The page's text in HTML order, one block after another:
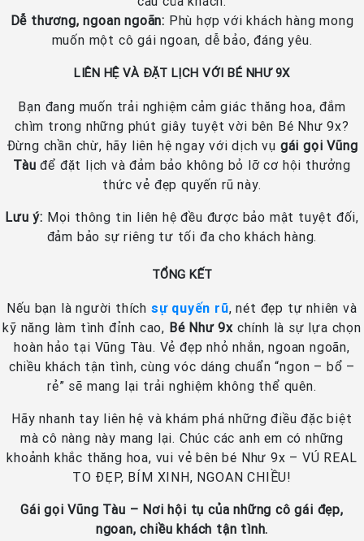
Dễ thương, ngoan ngoãn: Phù hợp với khách hàng mong
muốn một cô gái ngoan, dễ bảo, đáng yêu.
LIÊN HỆ VÀ ĐẶT LỊCH VỚI BÉ NHƯ 9X
Bạn đang muốn trải nghiệm cảm giác thăng hoa, đắm
chìm trong những phút giây tuyệt vời bên Bé Như 9x?
Đừng chần chừ, hãy liên hệ ngay với dịch vụ gái gọi Vũng
Tàu để đặt lịch và đảm bảo không bỏ lỡ cơ hội thưởng
thức vẻ đẹp quyến rũ này.
Lưu ý: Mọi thông tin liên hệ đều được bảo mật tuyệt đối,
đảm bảo sự riêng tư tối đa cho khách hàng.
TỔNG KẾT
Nếu bạn là người thích sự quyến rũ, nét đẹp tự nhiên và
kỹ năng làm tình đỉnh cao, Bé Như 9x chính là sự lựa chọn
hoàn hảo tại Vũng Tàu. Vẻ đẹp nhỏ nhắn, ngoan ngoãn,
chiều khách tận tình, cùng vóc dáng chuẩn “ngon – bổ –
rẻ” sẽ mang lại trải nghiệm không thể quên.
Hãy nhanh tay liên hệ và khám phá những điều đặc biệt
mà cô nàng này mang lại. Chúc các anh em có những
khoảnh khắc thăng hoa, vui vẻ bên bé Như 9x – VÚ REAL
TO ĐẸP, BÍM XINH, NGOAN CHIỀU!
Gái gọi Vũng Tàu – Nơi hội tụ của những cô gái đẹp,
ngoan, chiều khách tận tình.